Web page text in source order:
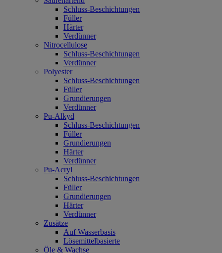
Schluss-Beschichtungen
Füller
Härter
Verdünner
Nitrocellulose
Schluss-Beschichtungen
Verdünner
Polyester
Schluss-Beschichtungen
Füller
Grundierungen
Verdünner
Pu-Alkyd
Schluss-Beschichtungen
Füller
Grundierungen
Härter
Verdünner
Pu-Acryl
Schluss-Beschichtungen
Füller
Grundierungen
Härter
Verdünner
Zusätze
Auf Wasserbasis
Lösemittelbasierte
Öle & Wachse